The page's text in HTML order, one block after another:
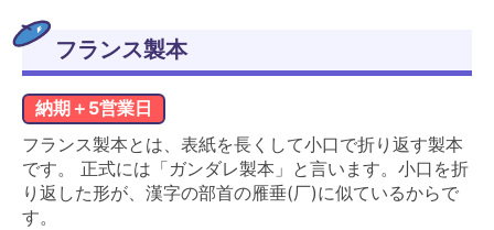
フランス製本
納期＋5営業日
フランス製本とは、表紙を長くして小口で折り返す製本
です。 正式には「ガンダレ製本」と言います。小口を折
り返した形が、漢字の部首の雁垂(厂)に似ているからで
す。